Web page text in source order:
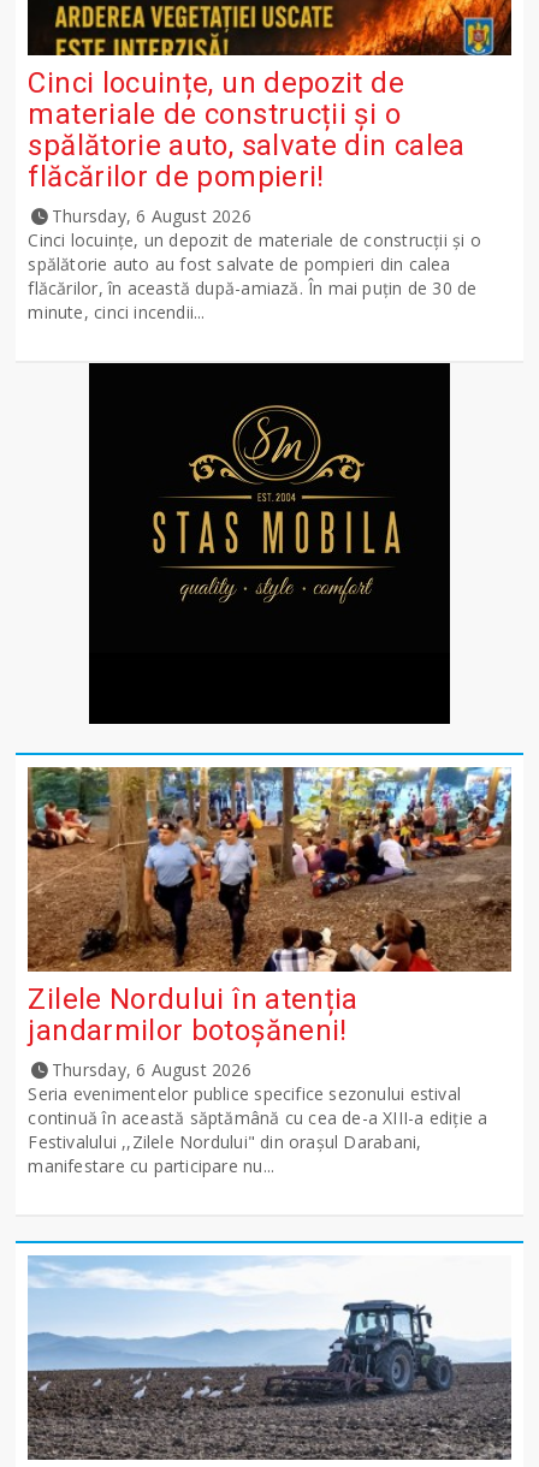
Cinci locuințe, un depozit de
materiale de construcții și o
spălătorie auto, salvate din calea
flăcărilor de pompieri!
Thursday, 6 August 2026
Cinci locuințe, un depozit de materiale de construcții și o
spălătorie auto au fost salvate de pompieri din calea
flăcărilor, în această după-amiază. În mai puțin de 30 de
minute, cinci incendii...
Zilele Nordului în atenția
jandarmilor botoșăneni!
Thursday, 6 August 2026
Seria evenimentelor publice specifice sezonului estival
continuă în această săptămână cu cea de-a XIII-a ediție a
Festivalului ,,Zilele Nordului" din orașul Darabani,
manifestare cu participare nu...